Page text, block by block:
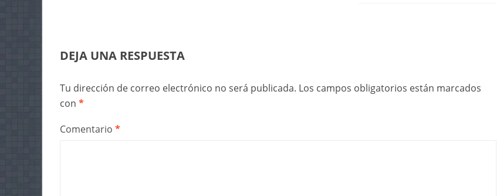
DEJA UNA RESPUESTA
Tu dirección de correo electrónico no será publicada. Los campos obligatorios están marcados
con *
Comentario *